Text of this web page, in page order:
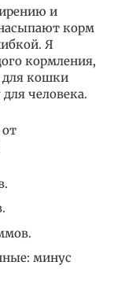
и
корм
Я
кормления,
для кошки
человека.
минус